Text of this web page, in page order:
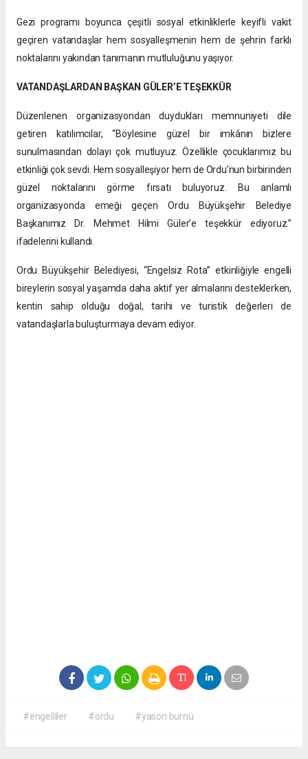
Gezi programı boyunca çeşitli sosyal etkinliklerle keyifli vakit
geçiren vatandaşlar hem sosyalleşmenin hem de şehrin farklı
noktalarını yakından tanımanın mutluluğunu yaşıyor.
VATANDAŞLARDAN BAŞKAN GÜLER’E TEŞEKKÜR
Düzenlenen organizasyondan duydukları memnuniyeti dile
getiren katılımcılar, “Böylesine güzel bir imkânın bizlere
sunulmasından dolayı çok mutluyuz. Özellikle çocuklarımız bu
etkinliği çok sevdi. Hem sosyalleşiyor hem de Ordu’nun birbirinden
güzel noktalarını görme fırsatı buluyoruz. Bu anlamlı
organizasyonda emeği geçen Ordu Büyükşehir Belediye
Başkanımız Dr. Mehmet Hilmi Güler’e teşekkür ediyoruz.”
ifadelerini kullandı.
Ordu Büyükşehir Belediyesi, “Engelsiz Rota” etkinliğiyle engelli
bireylerin sosyal yaşamda daha aktif yer almalarını desteklerken,
kentin sahip olduğu doğal, tarihi ve turistik değerleri de
vatandaşlarla buluşturmaya devam ediyor.
#engelliler #ordu #yason burnu